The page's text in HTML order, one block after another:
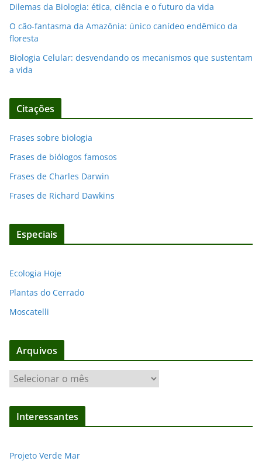
Dilemas da Biologia: ética, ciência e o futuro da vida
O cão-fantasma da Amazônia: único canídeo endêmico da
floresta
Biologia Celular: desvendando os mecanismos que sustentam
a vida
Citações
Frases sobre biologia
Frases de biólogos famosos
Frases de Charles Darwin
Frases de Richard Dawkins
Especiais
Ecologia Hoje
Plantas do Cerrado
Moscatelli
Arquivos
r
q
Interessantes
Projeto Verde Mar